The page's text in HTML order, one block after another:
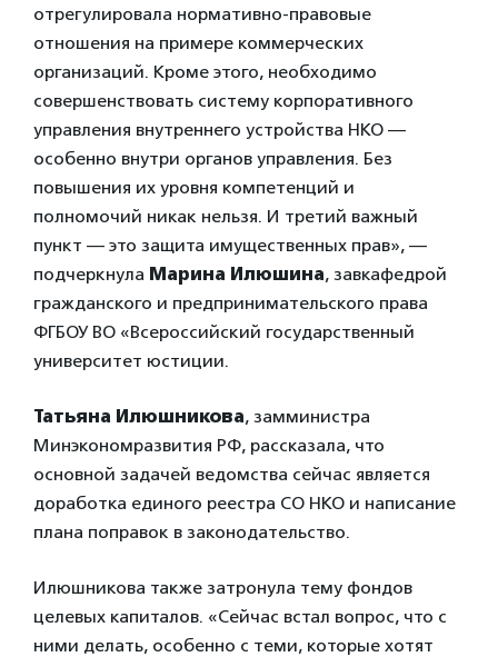
отрегулировала нормативно-правовые
отношения на примере коммерческих
организаций. Кроме этого, необходимо
совершенствовать систему корпоративного
управления внутреннего устройства НКО —
особенно внутри органов управления. Без
повышения их уровня компетенций и
полномочий никак нельзя. И третий важный
пункт — это защита имущественных прав», —
подчеркнула Марина Илюшина, завкафедрой
гражданского и предпринимательского права
ФГБОУ ВО «Всероссийский государственный
университет юстиции.
Татьяна Илюшникова, замминистра
Минэкономразвития РФ, рассказала, что
основной задачей ведомства сейчас является
доработка единого реестра СО НКО и написание
плана поправок в законодательство.
Илюшникова также затронула тему фондов
целевых капиталов. «Сейчас встал вопрос, что с
ними делать, особенно с теми, которые хотят